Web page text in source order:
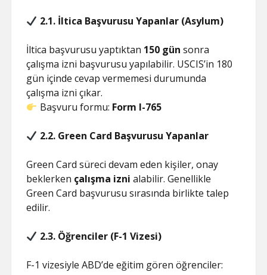
2.1. İltica Başvurusu Yapanlar (Asylum)
İltica başvurusu yaptıktan 150 gün sonra
çalışma izni başvurusu yapılabilir. USCIS’in 180
gün içinde cevap vermemesi durumunda
çalışma izni çıkar.
Başvuru formu: Form I-765
2.2. Green Card Başvurusu Yapanlar
Green Card süreci devam eden kişiler, onay
beklerken çalışma izni alabilir. Genellikle
Green Card başvurusu sırasında birlikte talep
edilir.
2.3. Öğrenciler (F-1 Vizesi)
F-1 vizesiyle ABD’de eğitim gören öğrenciler: